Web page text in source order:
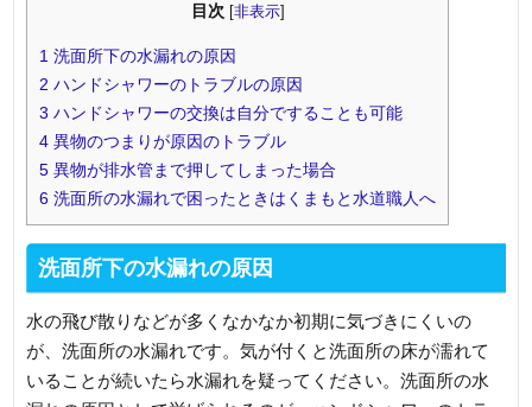
目次 [非表示]
1 洗面所下の水漏れの原因
2 ハンドシャワーのトラブルの原因
3 ハンドシャワーの交換は自分ですることも可能
4 異物のつまりが原因のトラブル
5 異物が排水管まで押してしまった場合
6 洗面所の水漏れで困ったときはくまもと水道職人へ
洗面所下の水漏れの原因
水の飛び散りなどが多くなかなか初期に気づきにくいの
が、洗面所の水漏れです。気が付くと洗面所の床が濡れて
いることが続いたら水漏れを疑ってください。洗面所の水